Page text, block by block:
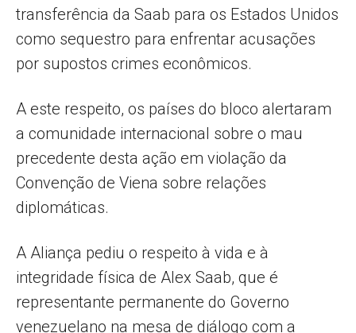
transferência da Saab para os Estados Unidos
como sequestro para enfrentar acusações
por supostos crimes econômicos.
A este respeito, os países do bloco alertaram
a comunidade internacional sobre o mau
precedente desta ação em violação da
Convenção de Viena sobre relações
diplomáticas.
A Aliança pediu o respeito à vida e à
integridade física de Alex Saab, que é
representante permanente do Governo
venezuelano na mesa de diálogo com a